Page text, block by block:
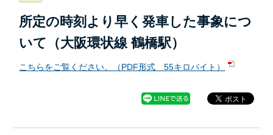
所定の時刻より早く発車した事象につ
いて（大阪環状線 鶴橋駅）
こちらをご覧ください。（PDF形式 55キロバイト）